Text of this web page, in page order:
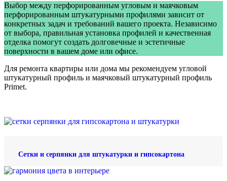
Выбор между перфорированным угловым и маячковым
перфорированным штукатурными профилями зависит от
конкретных задач и требований вашего проекта. Независимо
от выбора, правильная установка профилей и качественная
отделка помогут создать долговечные и эстетичные
поверхности в вашем доме или офисе.
Для ремонта квартиры или дома мы рекомендуем угловой
штукатурный профиль и маячковый штукатурный профиль
Primet.
Сетки и серпянки для штукатурки и гипсокартона